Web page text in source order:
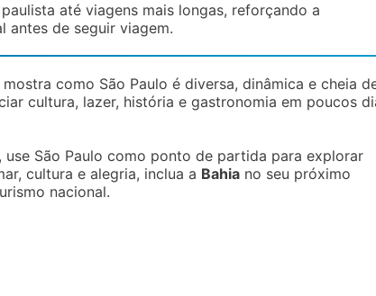
até viagens mais longas, reforçando a
antes de seguir viagem.
como São Paulo é diversa, dinâmica e cheia
cultura, lazer, história e gastronomia em poucos
São Paulo como ponto de partida para explorar
cultura e alegria, inclua a Bahia no seu próximo
nacional.